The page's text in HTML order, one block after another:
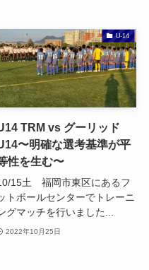
U-14
TRM vs グーリッド
〜明確な選考基準が平
性を生む〜
15土 福岡市東区にあるフ
トボールセンターでトレーニ
グマッチを行いました...
2022年10月25日